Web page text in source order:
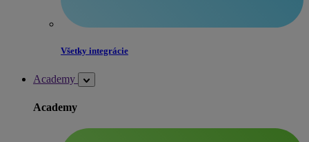
Všetky integrácie
Academy
Academy